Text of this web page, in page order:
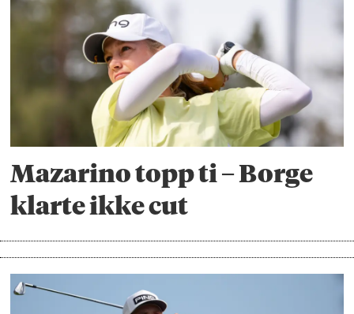
Mazarino topp ti – Borge
klarte ikke cut